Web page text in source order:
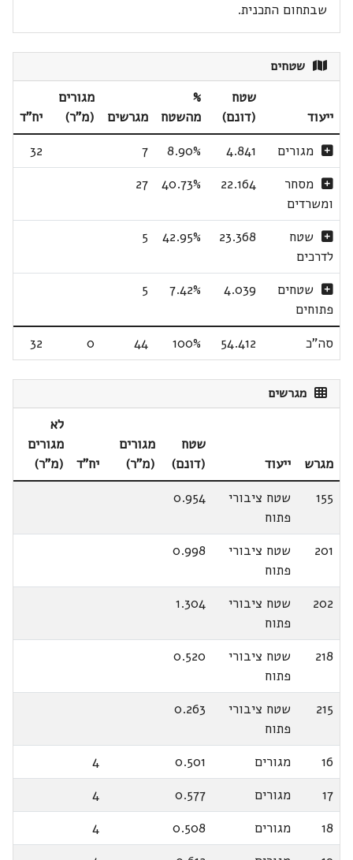
שבתחום התכנית.
שטחים
ייעוד
שטח
(דונם)
%
מהשטח
מגרשים
מגורים
(מ"ר)
יח"ד
מגורים
4.841
8.90%
7
32
מסחר
ומשרדים
22.164
40.73%
27
שטח
לדרכים
23.368
42.95%
5
שטחים
פתוחים
4.039
7.42%
5
סה"כ 54.412
100%
44
0
32
מגרשים
מגרש ייעוד
שטח
(דונם)
מגורים
(מ"ר)
יח"ד
לא
מגורים
(מ"ר)
155
שטח ציבורי
פתוח
0.954
201
שטח ציבורי
פתוח
0.998
202
שטח ציבורי
פתוח
1.304
218
שטח ציבורי
פתוח
0.520
215
שטח ציבורי
פתוח
0.263
16 מגורים 0.501
4
17
מגורים 0.577
4
18
מגורים 0.508
4